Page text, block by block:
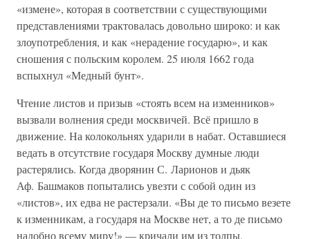
«измене», которая в соответствии с существующими
представлениями трактовалась довольно широко: и как
злоупотребления, и как «нерадение государю», и как
сношения с польским королем. 25 июля 1662 года
вспыхнул «Медный бунт».
Чтение листов и призыв «стоять всем на изменников»
вызвали волнения среди москвичей. Всё пришло в
движение. На колокольнях ударили в набат. Оставшиеся
ведать в отсутствие государя Москву думные люди
растерялись. Когда дворянин С. Ларионов и дьяк
Аф. Башмаков попытались увезти с собой один из
«листов», их едва не растерзали. «Вы де то письмо везете
к изменникам, а государя на Москве нет, а то де письмо
надобно всему миру!» — кричали им из толпы,